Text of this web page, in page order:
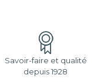
Savoir-faire et qualité
depuis 1928